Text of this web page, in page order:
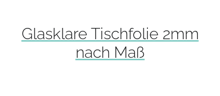
Glasklare Tischfolie 2mm
nach Maß